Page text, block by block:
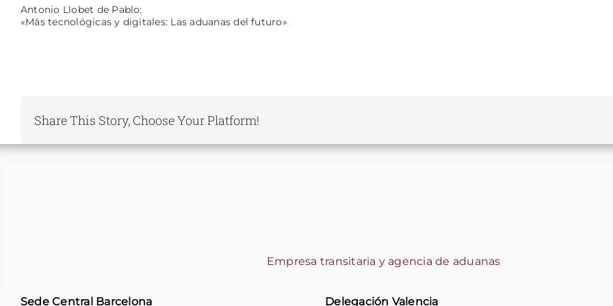
Antonio Llobet de Pablo:
«Más tecnológicas y digitales: Las aduanas del futuro»
Share This Story, Choose Your Platform!
Empresa transitaria y agencia de aduanas
Sede Central Barcelona Delegación Valencia